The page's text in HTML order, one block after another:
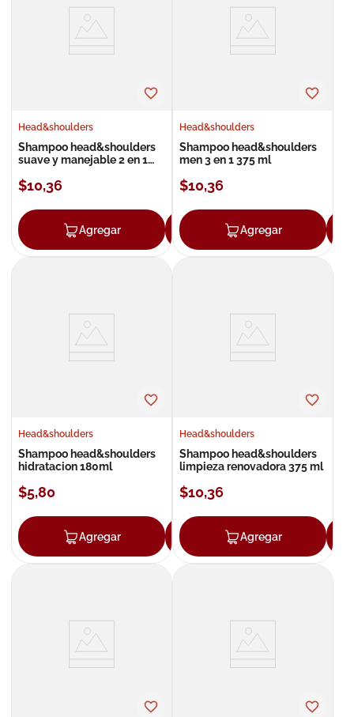
Head&shoulders
Shampoo head&shoulders
suave y manejable 2 en 1
$10,36
Agregar Agregar
Head&shoulders
Shampoo head&shoulders
men 3 en 1 375 ml
$10,36
Agregar
Head&shoulders
Shampoo head&shoulders
hidratacion 180ml
$5,80
Agregar Agregar
Head&shoulders
Shampoo head&shoulders
limpieza renovadora 375 ml
$10,36
Agregar
roche posay